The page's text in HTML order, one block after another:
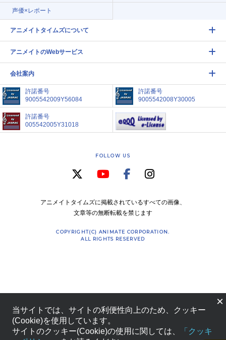
声優×レポート
アニメイトタイムズについて
アニメイトのWebサービス
会社案内
許諾番号
9005542009Y56084
許諾番号
9005542008Y30005
許諾番号
005542005Y31018
FOLLOW US
アニメイトタイムズに掲載されているすべての画像、
文章等の無断転載を禁じます
COPYRIGHT(C) ANIMATE CORPORATION.
ALL RIGHTS RESERVED
×
当サイトでは、サイトの利便性向上のため、クッキー
(Cookie)を使用しています。
サイトのクッキー(Cookie)の使用に関しては、
「クッキ